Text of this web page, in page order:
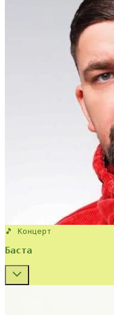
🎵 Концерт
Баста